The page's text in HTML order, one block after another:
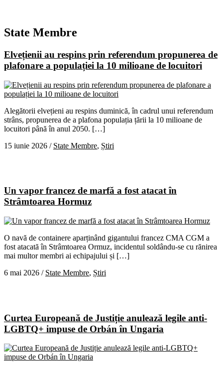
State Membre
Elvețienii au respins prin referendum propunerea de
plafonare a populației la 10 milioane de locuitori
Alegătorii elvețieni au respins duminică, în cadrul unui referendum
strâns, propunerea de a plafona populația țării la 10 milioane de
locuitori până în anul 2050. […]
15 iunie 2026 / State Membre, Știri
Un vapor francez de marfă a fost atacat în
Strâmtoarea Hormuz
O navă de containere aparținând gigantului francez CMA CGM a
fost atacată în Strâmtoarea Ormuz, incidentul soldându-se cu rănirea
mai multor membri ai echipajului și […]
6 mai 2026 / State Membre, Știri
Curtea Europeană de Justiție anulează legile anti-
LGBTQ+ impuse de Orbán în Ungaria